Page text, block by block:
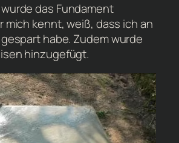
das Fundament
mich kennt, weiß, dass ich an
habe. Zudem wurde
hinzugefügt.